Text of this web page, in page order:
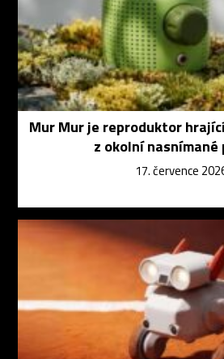
Mur Mur je reproduktor
z okolní
17. července